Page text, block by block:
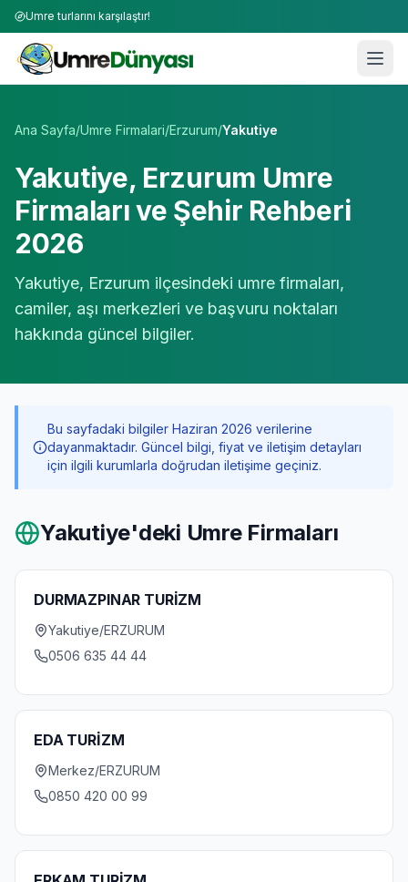
Umre turlarını karşılaştır!
Ana Sayfa/Umre Firmalari/Erzurum/Yakutiye
Yakutiye, Erzurum Umre
Firmaları ve Şehir Rehberi
2026
Yakutiye, Erzurum ilçesindeki umre firmaları,
camiler, aşı merkezleri ve başvuru noktaları
hakkında güncel bilgiler.
Bu sayfadaki bilgiler Haziran 2026 verilerine
dayanmaktadır. Güncel bilgi, fiyat ve iletişim detayları
için ilgili kurumlarla doğrudan iletişime geçiniz.
Yakutiye'deki Umre Firmaları
DURMAZPINAR TURİZM
Yakutiye/ERZURUM
0506 635 44 44
EDA TURİZM
Merkez/ERZURUM
0850 420 00 99